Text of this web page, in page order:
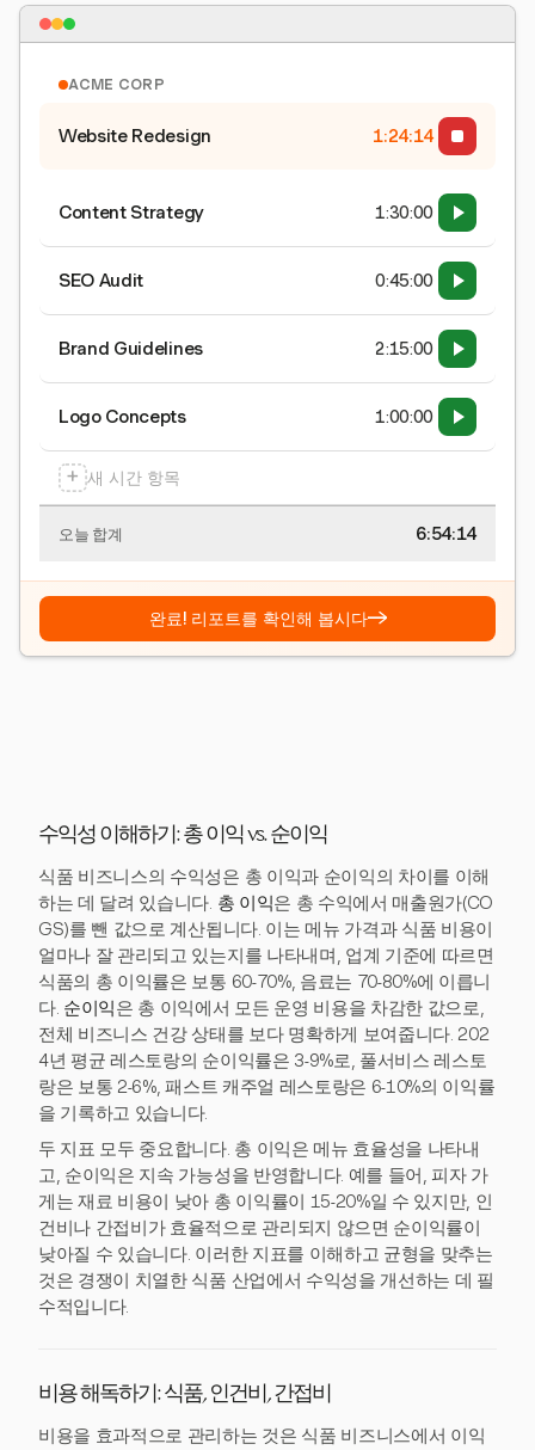
ACME CORP
Website Redesign 1:24:15
Content Strategy 1:30:00
SEO Audit 0:45:00
Brand Guidelines 2:15:00
Logo Concepts 1:00:00
+ 새 시간 항목
오늘 합계 6:54:15
완료! 리포트를 확인해 봅시다→
수익성 이해하기: 총 이익 vs. 순이익
식품 비즈니스의 수익성은 총 이익과 순이익의 차이를 이해
하는 데 달려 있습니다. 총 이익은 총 수익에서 매출원가(CO
GS)를 뺀 값으로 계산됩니다. 이는 메뉴 가격과 식품 비용이
얼마나 잘 관리되고 있는지를 나타내며, 업계 기준에 따르면
식품의 총 이익률은 보통 60-70%, 음료는 70-80%에 이릅니
다. 순이익은 총 이익에서 모든 운영 비용을 차감한 값으로,
전체 비즈니스 건강 상태를 보다 명확하게 보여줍니다. 202
4년 평균 레스토랑의 순이익률은 3-9%로, 풀서비스 레스토
랑은 보통 2-6%, 패스트 캐주얼 레스토랑은 6-10%의 이익률
을 기록하고 있습니다.
두 지표 모두 중요합니다. 총 이익은 메뉴 효율성을 나타내
고, 순이익은 지속 가능성을 반영합니다. 예를 들어, 피자 가
게는 재료 비용이 낮아 총 이익률이 15-20%일 수 있지만, 인
건비나 간접비가 효율적으로 관리되지 않으면 순이익률이
낮아질 수 있습니다. 이러한 지표를 이해하고 균형을 맞추는
것은 경쟁이 치열한 식품 산업에서 수익성을 개선하는 데 필
수적입니다.
비용 해독하기: 식품, 인건비, 간접비
비용을 효과적으로 관리하는 것은 식품 비즈니스에서 이익